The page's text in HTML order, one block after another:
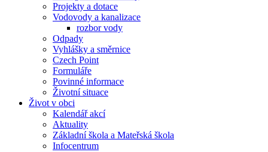
Projekty a dotace
Vodovody a kanalizace
rozbor vody
Odpady
Vyhlášky a směrnice
Czech Point
Formuláře
Povinné informace
Životní situace
Život v obci
Kalendář akcí
Aktuality
Základní škola a Mateřská škola
Infocentrum